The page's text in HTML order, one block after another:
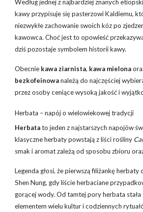
Według jednej z najbardziej znanych
kawy przypisuje się pasterzowi Kaldiemu,
niezwykłe zachowanie swoich kóz po
kawowca. Choć jest to opowieść
dziś pozostaje symbolem historii kawy.
Obecnie kawa ziarnista, kawa mielona
bezkofeinowanależą do najczęściej
przez osoby ceniące wysoką jakość i
Herbata – napój o wielowiekowej tradycji
Herbatato jeden z najstarszych napojów
klasyczne herbaty powstają z liści rośliny
smak i aromat zależą od sposobu zbioru
Legenda głosi, że pierwszą filiżankę herbaty
Shen Nung, gdy liście herbaciane
gorącej wody. Od tamtej pory herbata stała
elementem wielu kultur i codziennych